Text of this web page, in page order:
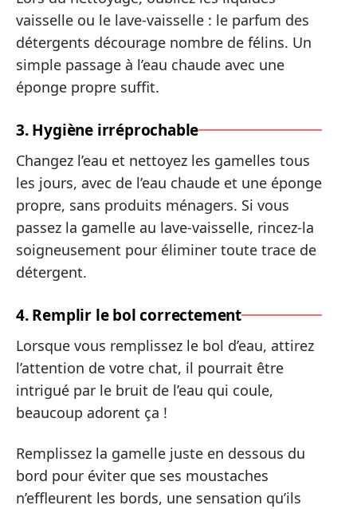
vaisselle ou le lave-vaisselle : le parfum des
détergents décourage nombre de félins. Un
simple passage à l’eau chaude avec une
éponge propre suffit.
3. Hygiène irréprochable
Changez l’eau et nettoyez les gamelles tous
les jours, avec de l’eau chaude et une éponge
propre, sans produits ménagers. Si vous
passez la gamelle au lave-vaisselle, rincez-la
soigneusement pour éliminer toute trace de
détergent.
4. Remplir le bol correctement
Lorsque vous remplissez le bol d’eau, attirez
l’attention de votre chat, il pourrait être
intrigué par le bruit de l’eau qui coule,
beaucoup adorent ça !
Remplissez la gamelle juste en dessous du
bord pour éviter que ses moustaches
n’effleurent les bords, une sensation qu’ils